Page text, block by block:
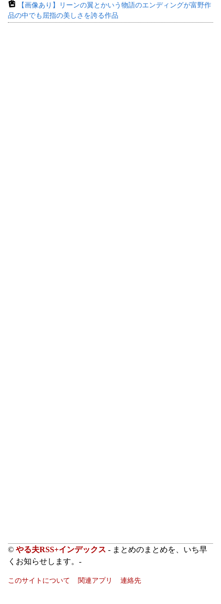
【画像あり】リーンの翼とかいう物語のエンディングが富野作
品の中でも屈指の美しさを誇る作品
© やる夫RSS+インデックス - まとめのまとめを、いち早
くお知らせします。-
このサイトについて 関連アプリ 連絡先